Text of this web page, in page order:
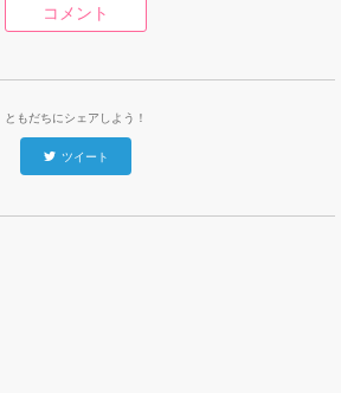
コメント
ともだちにシェアしよう！
ツイート